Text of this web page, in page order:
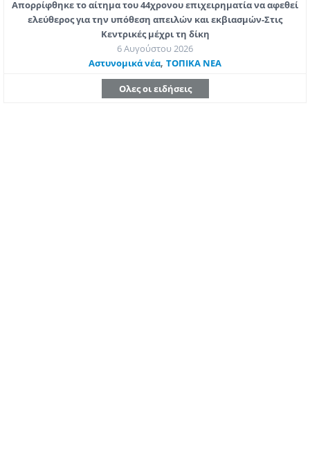
Απορρίφθηκε το αίτημα του 44χρονου επιχειρηματία να αφεθεί
ελεύθερος για την υπόθεση απειλών και εκβιασμών-Στις
Κεντρικές μέχρι τη δίκη
6 Αυγούστου 2026
Aστυνομικά νέα, ΤΟΠΙΚΑ ΝΕΑ
Ολες οι ειδήσεις